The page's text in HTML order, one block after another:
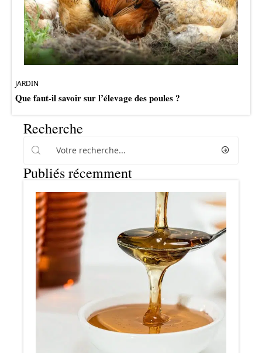
JARDIN
Que faut-il savoir sur l’élevage des poules ?
Recherche
Publiés récemment